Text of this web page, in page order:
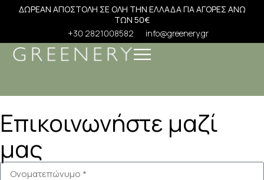
ΔΩΡΕΑΝ ΑΠΟΣΤΟΛΗ ΣΕ ΟΛΗ ΤΗΝ ΕΛΛΑΔΑ ΓΙΑ ΑΓΟΡΕΣ ΑΝΩ
ΤΩΝ 50€
+30 2821008582
info@greenery.gr
Επικοινωνήστε μαζί
μας